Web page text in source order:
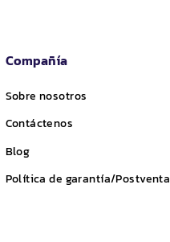
Compañía
Sobre nosotros
Contáctenos
Blog
Política de garantía/Postventa